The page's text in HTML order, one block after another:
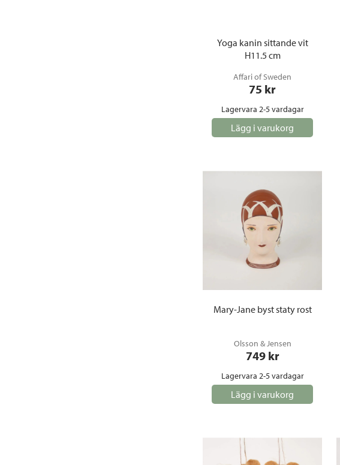
Yoga kanin sittande vit
H11.5 cm
Affari of Sweden
75 kr
Lagervara 2-5 vardagar
Lägg i varukorg
Mary-Jane byst staty rost
Olsson & Jensen
749 kr
Lagervara 2-5 vardagar
Lägg i varukorg